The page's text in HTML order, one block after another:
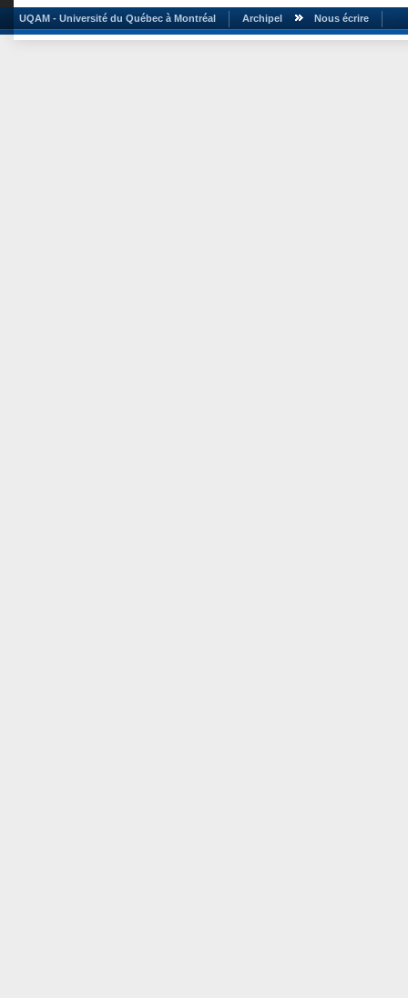
UQAM - Université du Québec à Montréal Archipel Nous écrire